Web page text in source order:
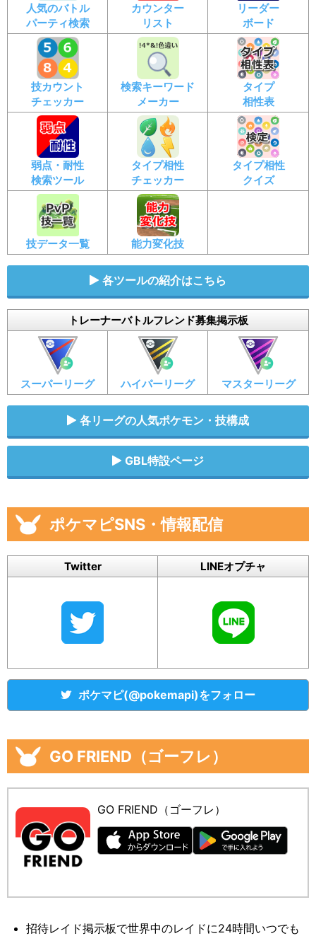
人気のバトル
パーティ検索
カウンター
リスト
リーダー
ボード
技カウント
チェッカー
検索キーワード
メーカー
タイプ
相性表
弱点・耐性
検索ツール
タイプ相性
チェッカー
タイプ相性
クイズ
技データ一覧 能力変化技
各ツールの紹介はこちら
トレーナーバトルフレンド募集掲示板
スーパーリーグ ハイパーリーグ マスターリーグ
各リーグの人気ポケモン・技構成
GBL特設ページ
ポケマピSNS・情報配信
Twitter LINEオプチャ
ポケマピ(@pokemapi)をフォロー
GO FRIEND（ゴーフレ）
GO FRIEND（ゴーフレ）
招待レイド掲示板で世界中のレイドに24時間いつでも